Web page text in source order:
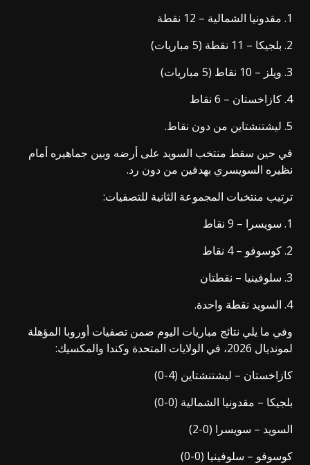
1. مقدونيا الشمالية – 12 نقطة
2. بلجيكا – 11 نقطة (5 مباريات)
3. ويلز – 10 نقاط (5 مباريات)
4. كازاخستان – 6 نقاط
5. ليشتنشتاين من دون نقاط.
في حين سقط منتخب السويد على أرضه وبين جماهيره أمام
نظيره السويسري بهدفين من دون رد.
ترتيب منتخبات المجموعة الثانية للتصفيات:
1. سويسرا – 9 نقاط
2. كوسوفو – 4 نقاط
3. سلوفينيا – نقطتان
4. السويد نقطة واحدة.
وفي ما يلي نتائج مباريات اليوم ضمن تصفيات أوروبا المؤهلة
لمونديال 2026، في الولايات المتحدة وكندا والمكسيك:
كازاخستان – ليشتنشتاين (4-0)
بلجيكا – مقدونيا الشمالية (0-0)
السويد – سويسرا (0-2)
كوسوفو – سلوفينيا (0-0)